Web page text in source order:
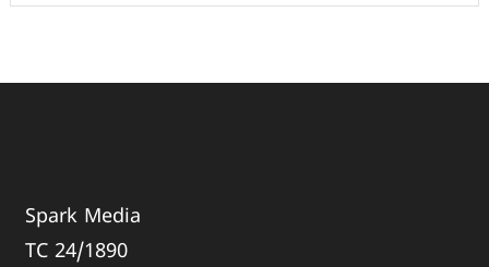
Spark Media
TC 24/1890